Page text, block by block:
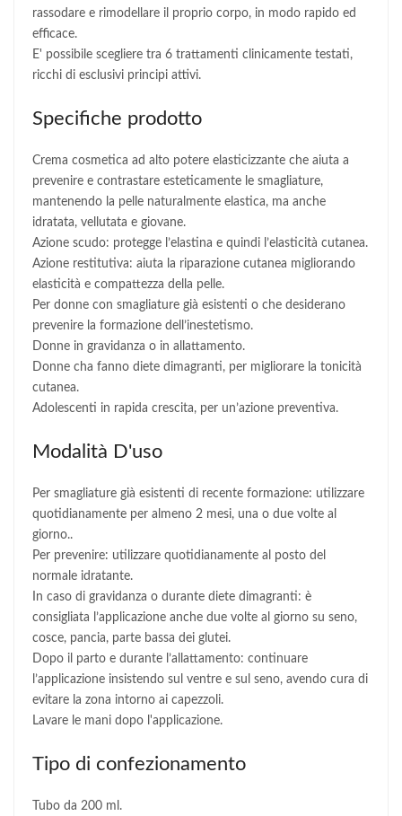
rassodare e rimodellare il proprio corpo, in modo rapido ed
efficace.
E' possibile scegliere tra 6 trattamenti clinicamente testati,
ricchi di esclusivi principi attivi.
Specifiche prodotto
Crema cosmetica ad alto potere elasticizzante che aiuta a
prevenire e contrastare esteticamente le smagliature,
mantenendo la pelle naturalmente elastica, ma anche
idratata, vellutata e giovane.
Azione scudo: protegge l’elastina e quindi l’elasticità cutanea.
Azione restitutiva: aiuta la riparazione cutanea migliorando
elasticità e compattezza della pelle.
Per donne con smagliature già esistenti o che desiderano
prevenire la formazione dell’inestetismo.
Donne in gravidanza o in allattamento.
Donne cha fanno diete dimagranti, per migliorare la tonicità
cutanea.
Adolescenti in rapida crescita, per un’azione preventiva.
Modalità D'uso
Per smagliature già esistenti di recente formazione: utilizzare
quotidianamente per almeno 2 mesi, una o due volte al
giorno..
Per prevenire: utilizzare quotidianamente al posto del
normale idratante.
In caso di gravidanza o durante diete dimagranti: è
consigliata l’applicazione anche due volte al giorno su seno,
cosce, pancia, parte bassa dei glutei.
Dopo il parto e durante l’allattamento: continuare
l’applicazione insistendo sul ventre e sul seno, avendo cura di
evitare la zona intorno ai capezzoli.
Lavare le mani dopo l'applicazione.
Tipo di confezionamento
Tubo da 200 ml.